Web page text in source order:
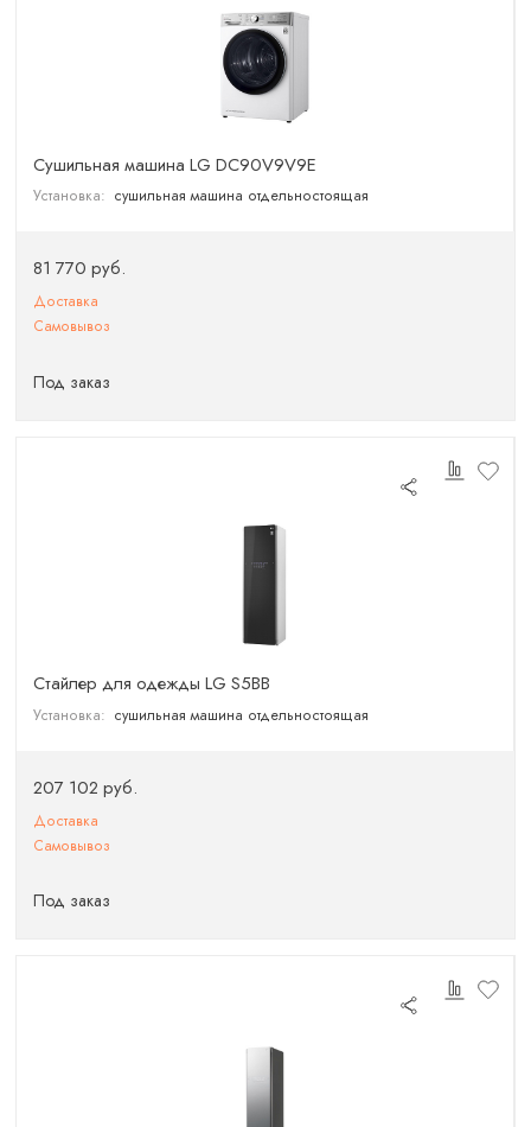
Сушильная машина LG DC90V9V9E
Установка: сушильная машина отдельностоящая
81 770 руб.
Доставка
Самовывоз
Под заказ
Стайлер для одежды LG S5BB
Установка: сушильная машина отдельностоящая
207 102 руб.
Доставка
Самовывоз
Под заказ